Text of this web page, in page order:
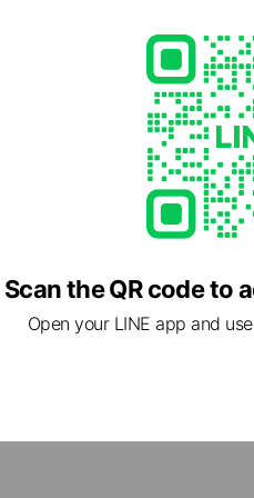
Pay / d Payment / au PAY
/ Transit IC cards / WAON /
Scan the QR code to
Open your LINE app and